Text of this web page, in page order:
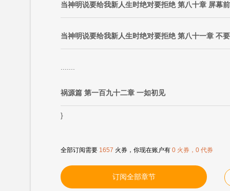
祸源篇 第一百九十二章 一如初见
}
全部订阅需要 1657 火券，你现在账户有 0 火券，0 代券
订阅全部章节